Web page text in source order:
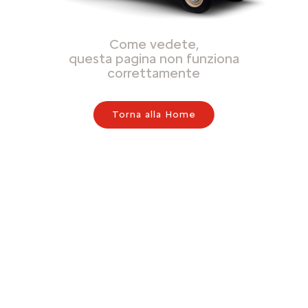
Come vedete,
questa pagina non funziona
correttamente
Torna alla Home